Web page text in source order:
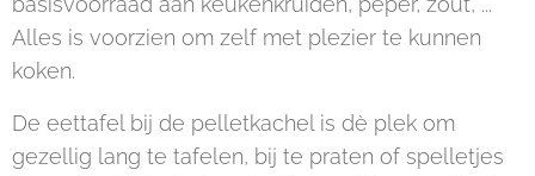
Alles is voorzien om zelf met plezier te kunnen
koken.
De eettafel bij de pelletkachel is dè plek om
gezellig lang te tafelen, bij te praten of spelletjes